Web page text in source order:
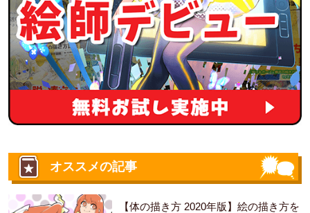
オススメの記事
【体の描き方 2020年版】絵の描き方を